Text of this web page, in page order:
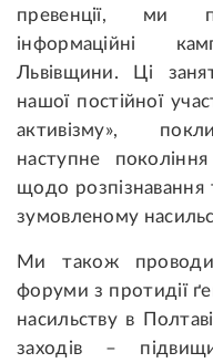
превенції, ми
інформаційні
Львівщини. Ці
нашої постійної
активізму»,
наступне
щодо розпізнавання
зумовленому
Ми також
форуми з протидії
насильству в
заходів –